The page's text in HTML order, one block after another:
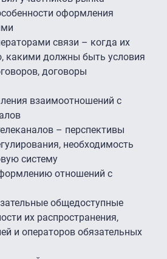
оформления
связи – когда их
какими должны быть условия
договоры
взаимоотношений с
– перспективы
необходимость
систему
отношений с
общедоступные
их распространения,
и операторов обязательных